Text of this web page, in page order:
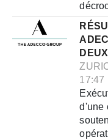
17:47
d'une